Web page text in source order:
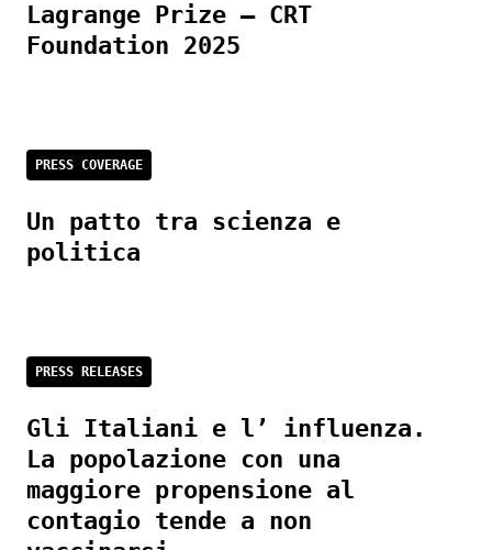
Lagrange Prize – CRT
Foundation 2025
PRESS COVERAGE
Un patto tra scienza e
politica
PRESS RELEASES
Gli Italiani e l’ influenza.
La popolazione con una
maggiore propensione al
contagio tende a non